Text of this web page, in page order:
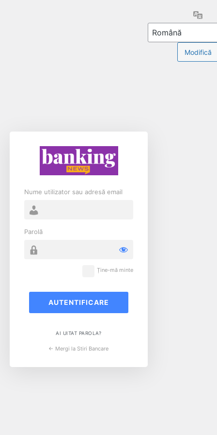
Nume utilizator sau adresă email
Parolă
Ține-mă minte
AI UITAT PAROLA?
← Mergi la Stiri Bancare